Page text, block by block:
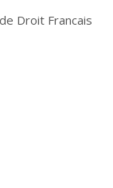
Droit Francais